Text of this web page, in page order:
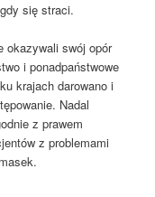
się straci.
okazywali swój opór
i ponadpaństwowe
krajach darowano i
Nadal
z prawem
z problemami